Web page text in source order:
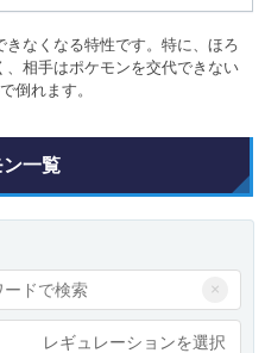
なくなる特性です。特に、ほろ
相手はポケモンを交代できない
倒れます。
一覧
×
レギュレーションを選択